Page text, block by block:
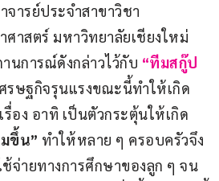
จารย์ประจำสาขาวิชา
าสตร์ มหาวิทยาลัยเชียงใหม่
นการณ์ดังกล่าวไว้กับ “ทีมสกู๊ป
รษฐกิจรุนแรงขณะนี้ทำให้เกิด
อง อาทิ เป็นตัวกระตุ้นให้เกิด
ขึ้น” ทำให้หลาย ๆ ครอบครัวจึง
จ่ายทางการศึกษาของลูก ๆ จน